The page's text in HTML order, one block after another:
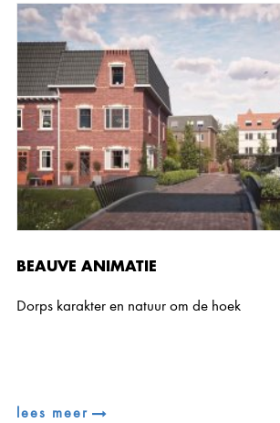
BEAUVE ANIMATIE
Dorps karakter en natuur om de hoek
lees meer